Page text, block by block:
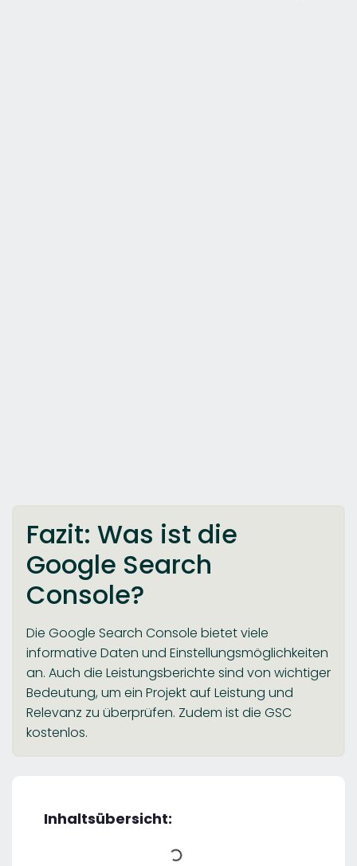
Fazit: Was ist die
Google Search
Console?
Die Google Search Console bietet viele
informative Daten und Einstellungsmöglichkeiten
an. Auch die Leistungsberichte sind von wichtiger
Bedeutung, um ein Projekt auf Leistung und
Relevanz zu überprüfen. Zudem ist die GSC
kostenlos.
Inhaltsübersicht: